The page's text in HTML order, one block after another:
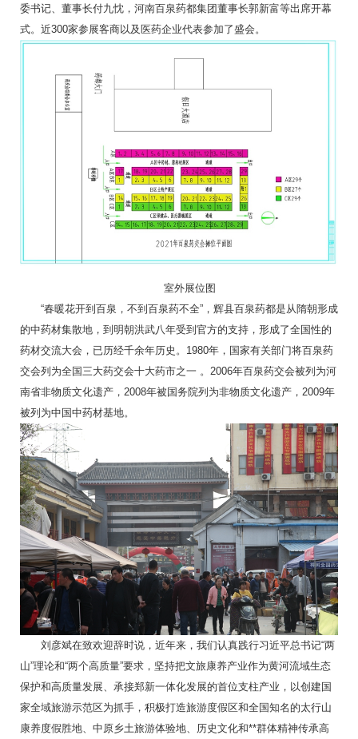
委书记、董事长付九忱，河南百泉药都集团董事长郭新富等出席开幕
式。近300家参展客商以及医药企业代表参加了盛会。
室外展位图
“春暖花开到百泉，不到百泉药不全”，辉县百泉药都是从隋朝形成
的中药材集散地，到明朝洪武八年受到官方的支持，形成了全国性的
药材交流大会，已历经千余年历史。1980年，国家有关部门将百泉药
交会列为全国三大药交会十大药市之一 。2006年百泉药交会被列为河
南省非物质文化遗产，2008年被国务院列为非物质文化遗产，2009年
被列为中国中药材基地。
刘彦斌在致欢迎辞时说，近年来，我们认真践行习近平总书记“两
山”理论和“两个高质量”要求，坚持把文旅康养产业作为黄河流域生态
保护和高质量发展、承接郑新一体化发展的首位支柱产业，以创建国
家全域旅游示范区为抓手，积极打造旅游度假区和全国知名的太行山
康养度假胜地、中原乡土旅游体验地、历史文化和**群体精神传承高